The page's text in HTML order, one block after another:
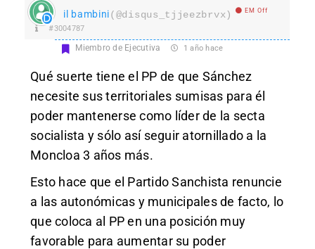
il bambini(@disqus_tjjeezbrvx) EM Off
#3004787
Miembro de Ejecutiva 1 año hace
Qué suerte tiene el PP de que Sánchez
necesite sus territoriales sumisas para él
poder mantenerse como líder de la secta
socialista y sólo así seguir atornillado a la
Moncloa 3 años más.
Esto hace que el Partido Sanchista renuncie
a las autonómicas y municipales de facto, lo
que coloca al PP en una posición muy
favorable para aumentar su poder